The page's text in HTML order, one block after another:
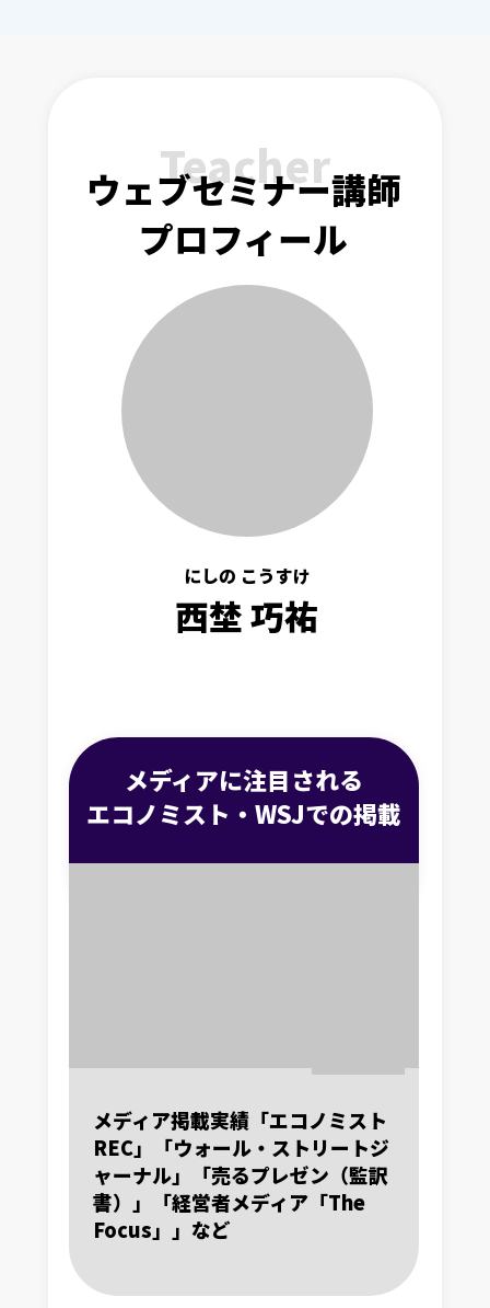
Teacher
ウェブセミナー講師
プロフィール
にしの こうすけ
西埜 巧祐
メディアに注目される
エコノミスト・WSJでの掲載
メディア掲載実績「エコノミスト
REC」「ウォール・ストリートジ
ャーナル」「売るプレゼン（監訳
書）」「経営者メディア「The
Focus」」など